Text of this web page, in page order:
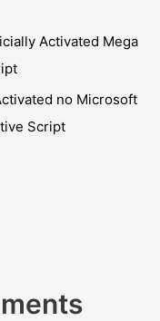
Activated Mega
no Microsoft
Script